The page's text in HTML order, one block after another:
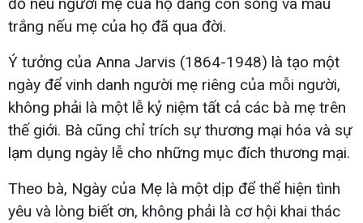
trắng nếu mẹ của họ đã qua đời.
Ý tưởng của Anna Jarvis (1864-1948) là tạo một
ngày để vinh danh người mẹ riêng của mỗi người,
không phải là một lễ kỷ niệm tất cả các bà mẹ trên
thế giới. Bà cũng chỉ trích sự thương mại hóa và sự
lạm dụng ngày lễ cho những mục đích thương mại.
Theo bà, Ngày của Mẹ là một dịp để thể hiện tình
yêu và lòng biết ơn, không phải là cơ hội khai thác